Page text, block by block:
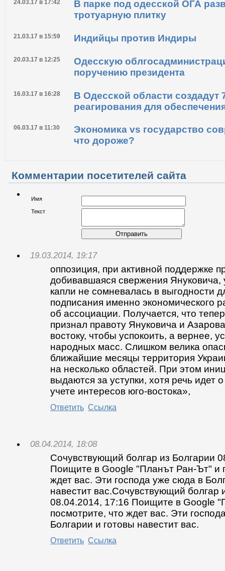
24.03.17 в 17:42
В парке под одесской ОГА
тротуарную плитку
21.03.17 в 15:59 Индийцы против Индиры
20.03.17 в 12:25
Одесскую
поручению президента
16.03.17 в 16:28
В Одесской области создадут
реагирования для
06.03.17 в 11:30
Экономика vs государство
что дороже?
Комментарии посетителей сайта
Имя
Текст
Отправить
19.03.2014, 19:17
оппозиция, при активной поддержке
добивавшаяся свержения Януковича,
капли не сомневалась в выгодности
подписания именно экономического
об ассоциации. Получается, что
признал правоту Януковича и
востоку, чтобы успокоить, а вернее,
народных масс. Слишком велика
ближайшие месяцы территория
на несколько областей. При этом
выдаются за уступки, хотя речь идет
учете интересов юго-востока»,
Ответить Ссылка
08.04.2014, 18:08
Сочувствующий болгар из Болгарии
Поищите в Google "Планът Ран-Ът" и
ждет вас. Эти господа уже сюда в
навестит вас.Сочувствующий болгар
08.04.2014, 17:16 Поищите в Google
посмотрите, что ждет вас. Эти
Болгарии и готовы навестит вас.
Ответить Ссылка